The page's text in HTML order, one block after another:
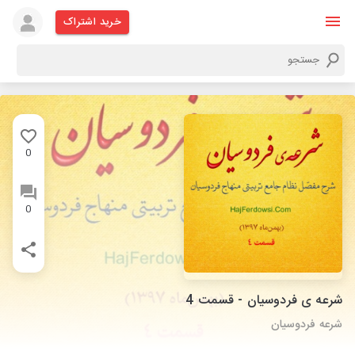
خرید اشتراک
0
0
شرعه ی فردوسیان - قسمت 4
شرعه فردوسیان